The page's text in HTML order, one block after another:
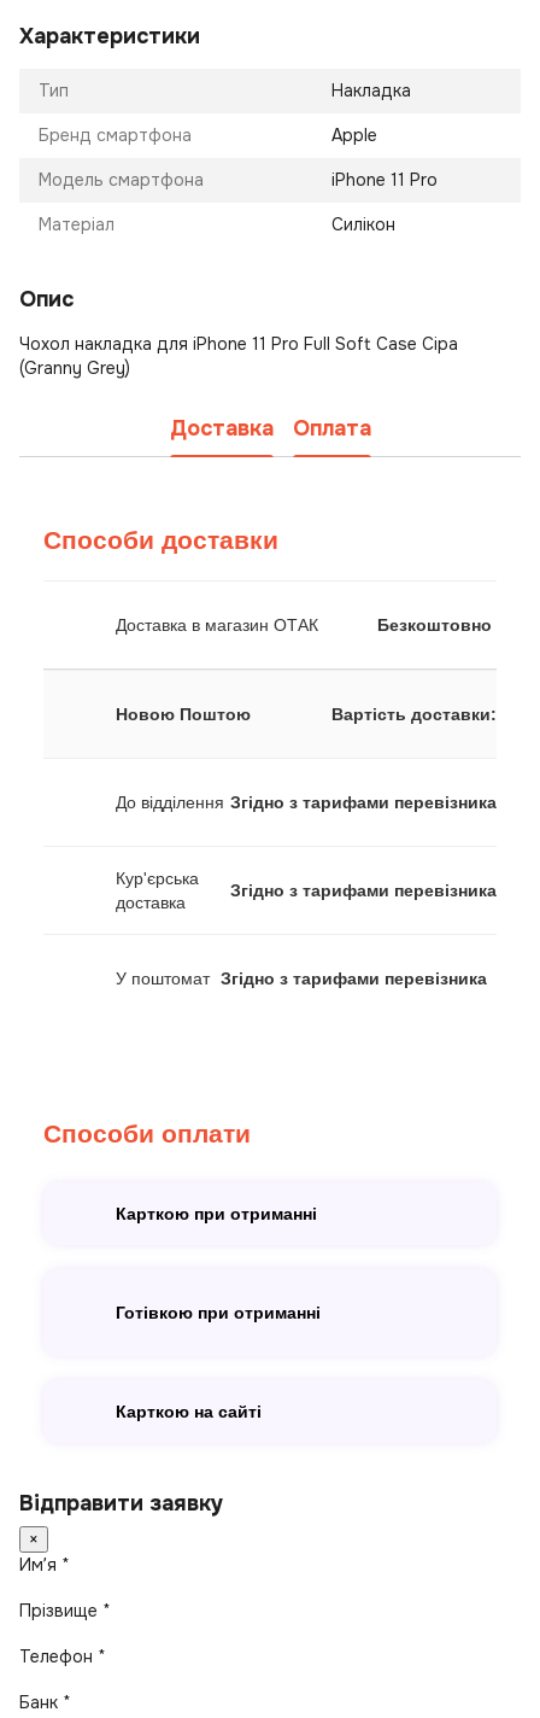
Характеристики
Тип Накладка
Бренд смартфона Apple
Модель смартфона iPhone 11 Pro
Матеріал Силікон
Опис
Чохол накладка для iPhone 11 Pro Full Soft Case Сіра
(Granny Grey)
Доставка Оплата
Способи доставки
Доставка в магазин ОТАК Безкоштовно
Новою Поштою Вартість доставки:
До відділення Згідно з тарифами перевізника
Кур'єрська
доставка
Згідно з тарифами перевізника
У поштомат Згідно з тарифами перевізника
Способи оплати
Карткою при отриманні
Готівкою при отриманні
Карткою на сайті
Відправити заявку
×
Имʼя *
Прізвище *
Телефон *
Банк *